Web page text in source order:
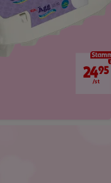
24,95
2495
/st